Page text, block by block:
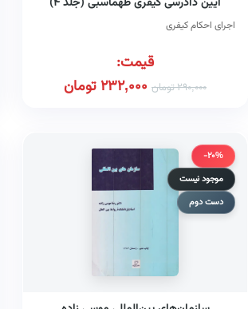
اجرای احکام کیفری
قیمت:
290,000تومان 232,000تومان
-20%
موجود نیست
دست دوم